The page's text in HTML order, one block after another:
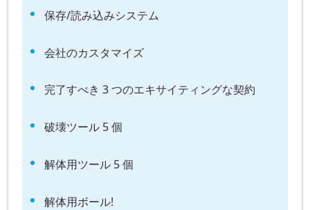
保存/読み込みシステム
会社のカスタマイズ
完了すべき 3 つのエキサイティングな契約
破壊ツール 5 個
解体用ツール 5 個
解体用ボール!